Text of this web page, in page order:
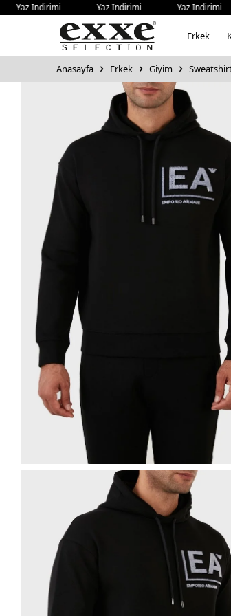
İndirimi - Yaz İndirimi - Yaz
Erkek
Anasayfa Erkek Giyim